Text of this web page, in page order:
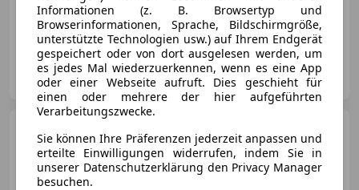
Porsche Graz-Kärntnerstraße 20
AT-8020 Graz
TDI S-tr. *NP: 84.759€ / SKY /
MATRIX LED / 20 ZOLL / ACC /
NAVI / AHV & 360° KAMERA /
Informationen (z. B. Browsertyp und
Browserinformationen, Sprache, Bildschirmgröße,
unterstützte Technologien usw.) auf Ihrem Endgerät
gespeichert oder von dort ausgelesen werden, um
es jedes Mal wiederzuerkennen, wenn es eine App
oder einer Webseite aufruft. Dies geschieht für
einen oder mehrere der hier aufgeführten
Verarbeitungszwecke.
Sie können Ihre Präferenzen jederzeit anpassen und
erteilte Einwilligungen widerrufen, indem Sie in
unserer Datenschutzerklärung den Privacy Manager
besuchen.